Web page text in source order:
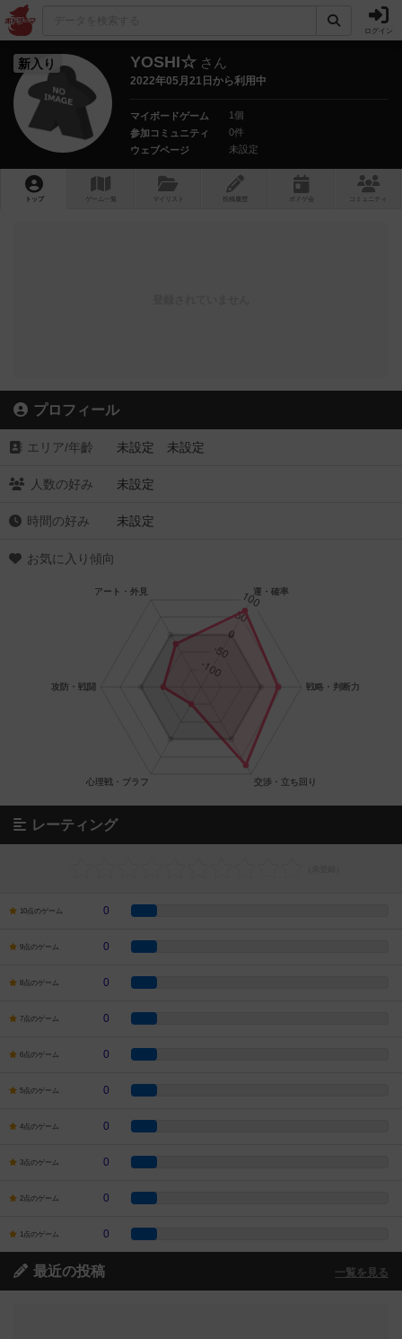
ログイン
新入り YOSHI☆ さん
2022年05月21日から利用中
マイボードゲーム
1個
参加コミュニティ
0件
ウェブページ
未設定
トップ ゲーム一覧 マイリスト 投稿履歴 ボ ドゲ コミュニティ
プロフィール
エリア/年齡 未設定 未設定
人数の好み 未設定
時間の好み 未設定
お気に入り傾向
レーティング
10点のゲーム 0
9点のゲーム 0
8点のゲーム 0
7点のゲーム 0
6点のゲーム 0
5点のゲーム 0
4点のゲーム 0
3点のゲーム 0
2点のゲーム 0
1点のゲーム 0
最近の投稿 一覧を見る